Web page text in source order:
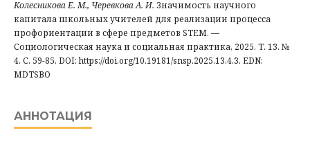
Колесникова Е. М., Черевкова А. И. Значимость научного
капитала школьных учителей для реализации процесса
профориентации в сфере предметов STEM. —
Социологическая наука и социальная практика, 2025. Т. 13. №
4. С. 59-85. DOI: https://doi.org/10.19181/snsp.2025.13.4.3. EDN:
MDTSBO
АННОТАЦИЯ